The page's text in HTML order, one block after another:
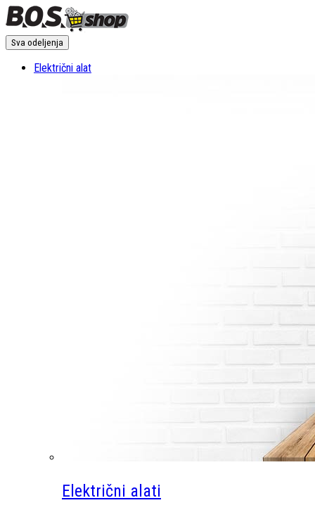
Sva odeljenja
Električni alat
Električni alati